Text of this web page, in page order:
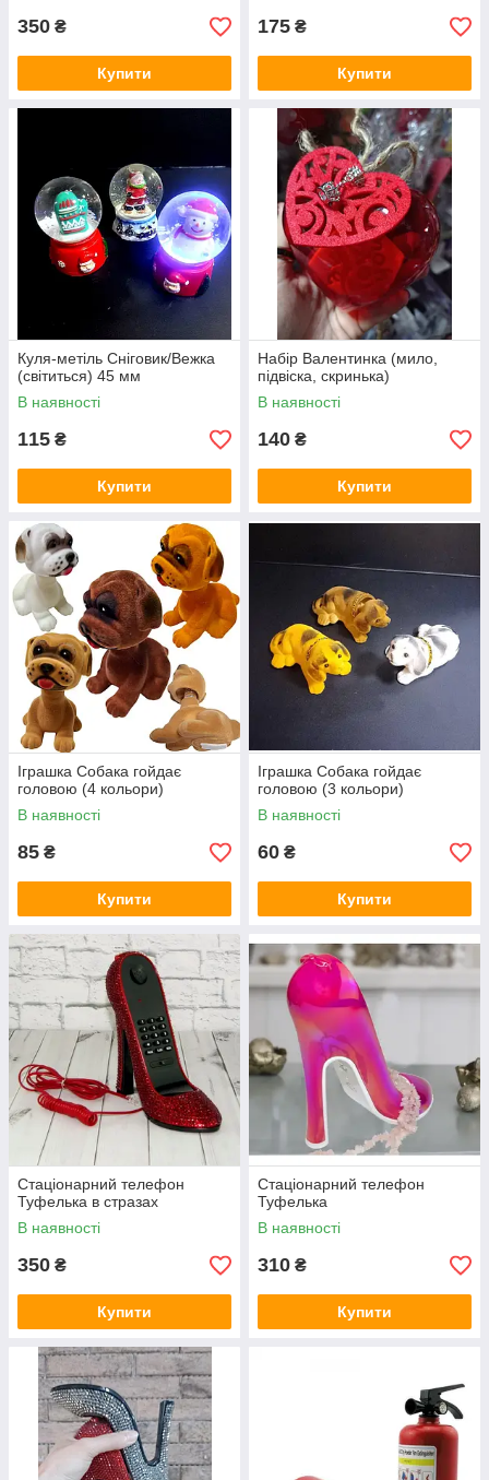
350 ₴
Купити
175 ₴
Купити
Куля-метіль Сніговик/Вежка
(світиться) 45 мм
В наявності
115 ₴
Купити
Набір Валентинка (мило,
підвіска, скринька)
В наявності
140 ₴
Купити
Іграшка Собака гойдає
головою (4 кольори)
В наявності
85 ₴
Купити
Іграшка Собака гойдає
головою (3 кольори)
В наявності
60 ₴
Купити
Стаціонарний телефон
Туфелька в стразах
В наявності
350 ₴
Купити
Стаціонарний телефон
Туфелька
В наявності
310 ₴
Купити